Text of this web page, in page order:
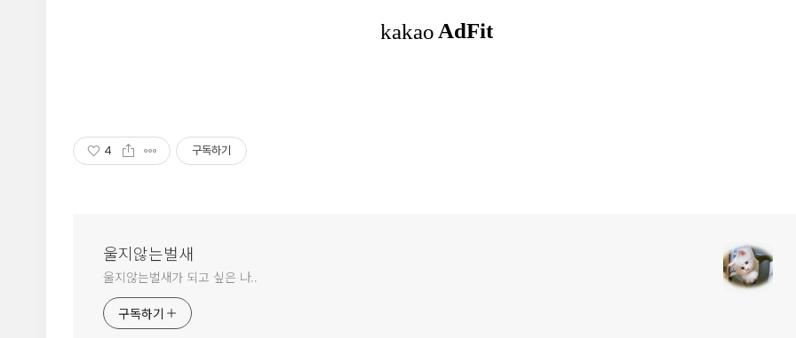
4 구독하기
울지않는벌새
울지않는벌새가 되고 싶은 나..
구독하기